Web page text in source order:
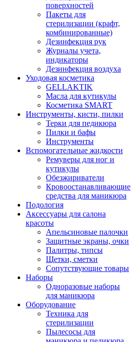
поверхностей
Пакеты для
стерилизации (крафт,
комбинированные)
Дезинфекция рук
Журналы учета,
индикаторы
Дезинфекция воздуха
Уходовая косметика
GELLAKTIK
Масла для кутикулы
Косметика SMART
Инструменты, кисти, пилки
Терки для педикюра
Пилки и бафы
Инструменты
Вспомогательные жидкости
Ремуверы для ног и
кутикулы
Обезжириватели
Кровоостанавливающие
средства для маникюра
Подология
Аксессуары для салона
красоты
Апельсиновые палочки
Защитные экраны, очки
Палитры, типсы
Щетки, сметки
Сопутствующие товары
Наборы
Одноразовые наборы
для маникюра
Оборудование
Техника для
стерилизации
Пылесосы для